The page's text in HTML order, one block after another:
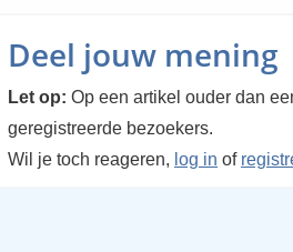
Deel jouw mening
Let op: Op een artikel ouder dan
geregistreerde bezoekers.
Wil je toch reageren, log in of